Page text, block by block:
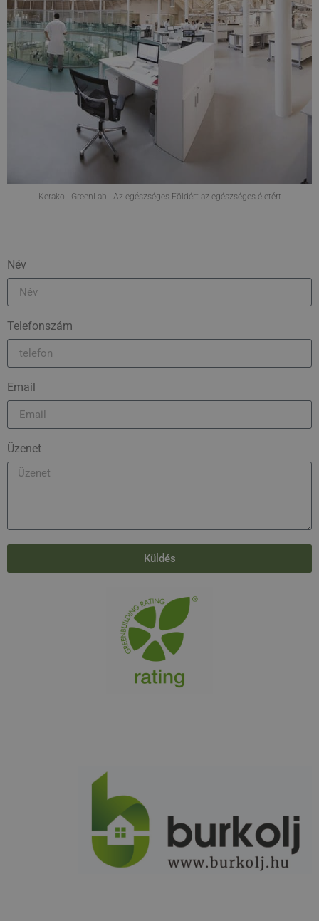
Kerakoll GreenLab | Az egészséges Földért az egészséges életért
Név
Telefonszám
Email
Üzenet
Küldés